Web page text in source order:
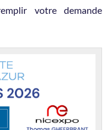
votre demande